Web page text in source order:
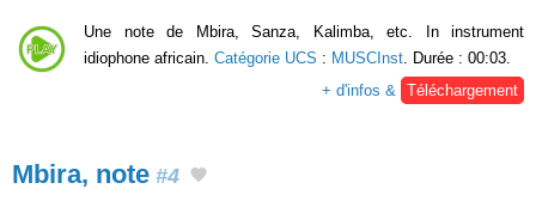
Une note de Mbira, Sanza, Kalimba, etc. In instrument
idiophone africain. Catégorie UCS : MUSCInst. Durée : 00:03.
+ d'infos & Téléchargement
Mbira, note #4